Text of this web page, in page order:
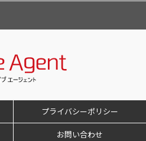
プライバシーポリシー
お問い合わせ